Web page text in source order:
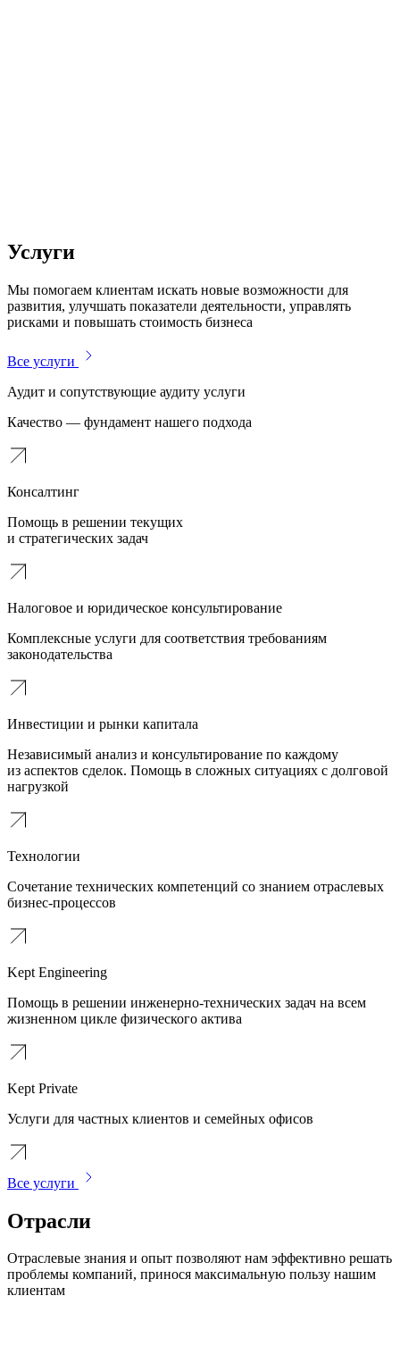
Услуги
Мы помогаем клиентам искать новые возможности для
развития, улучшать показатели деятельности, управлять
рисками и повышать стоимость бизнеса
Все услуги
Аудит и сопутствующие аудиту услуги
Качество — фундамент нашего подхода
Консалтинг
Помощь в решении текущих
и стратегических задач
Налоговое и юридическое консультирование
Комплексные услуги для соответствия требованиям
законодательства
Инвестиции и рынки капитала
Независимый анализ и консультирование по каждому
из аспектов сделок. Помощь в сложных ситуациях с долговой
нагрузкой
Технологии
Сочетание технических компетенций со знанием отраслевых
бизнес-процессов
Kept Engineering
Помощь в решении инженерно-технических задач на всем
жизненном цикле физического актива
Kept Private
Услуги для частных клиентов и семейных офисов
Все услуги
Отрасли
Отраслевые знания и опыт позволяют нам эффективно решать
проблемы компаний, принося максимальную пользу нашим
клиентам